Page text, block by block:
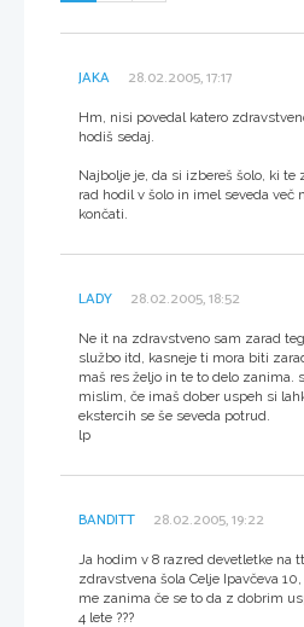
JAKA 28.02.2005, 17:17
Hm, nisi povedal katero
hodiš sedaj.
Najbolje je, da si izbereš šolo, ki te
rad hodil v šolo in imel seveda več
končati.
LADY 28.02.2005, 18:52
Ne it na zdravstveno sam zarad
službo itd, kasneje ti mora biti
maš res željo in te to delo zanima.
mislim, če imaš dober uspeh si
ekstercih se še seveda potrud.
lp
BANDITT 28.02.2005, 19:22
Ja hodim v 8 razred devetletke na
zdravstvena šola Celje Ipavčeva
me zanima če se to da z dobrim
4 lete ???